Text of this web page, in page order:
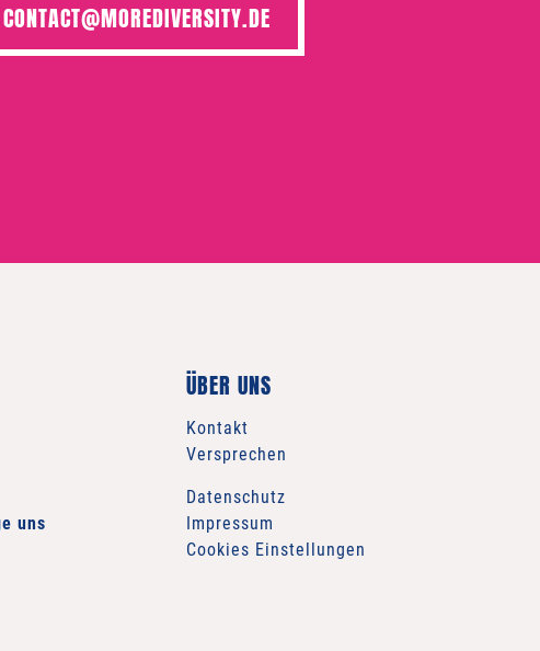
CONTACT@MOREDIVERSITY.DE
uns
ÜBER UNS
Kontakt
Versprechen
Datenschutz
Impressum
Cookies Einstellungen